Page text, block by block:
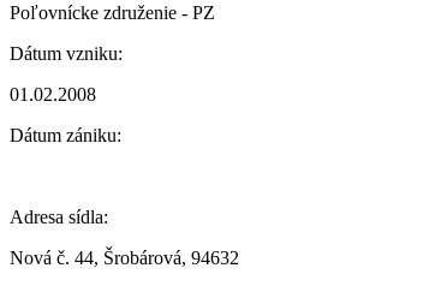
Poľovnícke združenie - PZ
Dátum vzniku:
01.02.2008
Dátum zániku:
Adresa sídla:
Nová č. 44, Šrobárová, 94632